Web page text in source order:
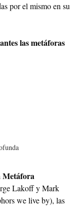
por el mismo en su
las metáforas
Metáfora
Lakoff y Mark
we live by), las